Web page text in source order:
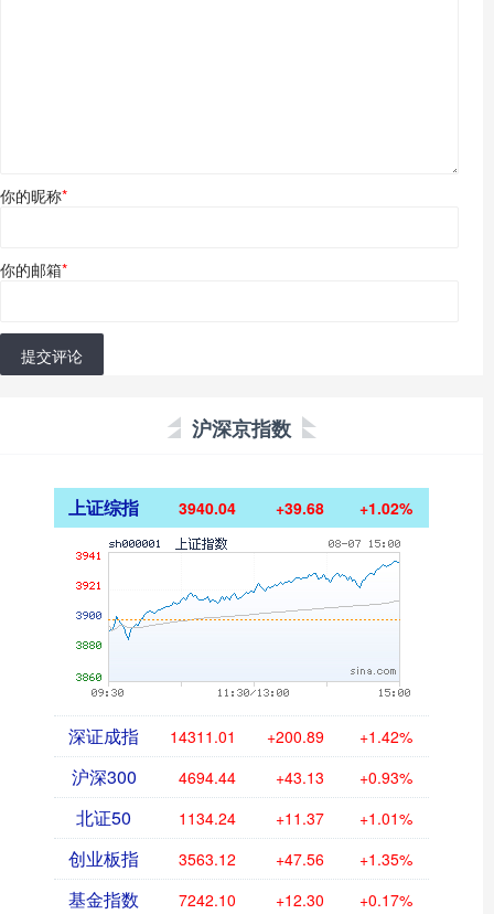
你的昵称*
你的邮箱*
提交评论
沪深京指数
上证综指 3940.04 +39.68 +1.02%
深证成指 14311.01 +200.89 +1.42%
沪深300 4694.44 +43.13 +0.93%
北证50 1134.24 +11.37 +1.01%
创业板指 3563.12 +47.56 +1.35%
基金指数 7242.10 +12.30 +0.17%